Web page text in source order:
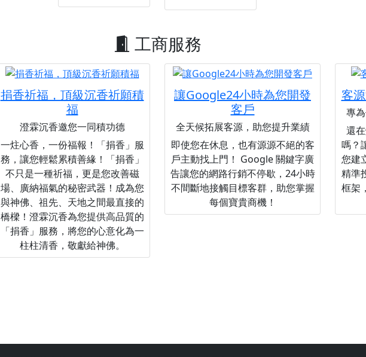
工商服務
捐香祈福，頂級沉香祈願積
福
澄霖沉香邀您一同積功德
一炷心香，一份福報！「捐香」服
務，讓您輕鬆累積善緣！「捐香」
不只是一種祈福，更是您改善磁
場、廣納福氣的秘密武器！成為您
與神佛、祖先、天地之間最直接的
橋樑！澄霖沉香為您提供高品質的
「捐香」服務，將您的心意化為一
柱柱清香，敬獻給神佛。
讓Google24小時為您開發
客戶
全天候拓展客源，助您提升業績
即使您在休息，也有源源不絕的客
戶主動找上門！ Google 關鍵字廣
告讓您的網路行銷不停歇，24小時
不間斷地接觸目標客群，助您掌握
每個寶貴商機！
客
專
還
嗎？
您建
精準
框架